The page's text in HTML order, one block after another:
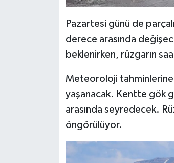
Pazartesi günü de
derece arasında
beklenirken, rüzgarın
Meteoroloji tahminlerine
yaşanacak. Kentte gök
arasında seyredecek.
öngörülüyor.